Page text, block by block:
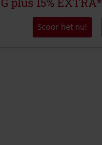
Scoor het nu!